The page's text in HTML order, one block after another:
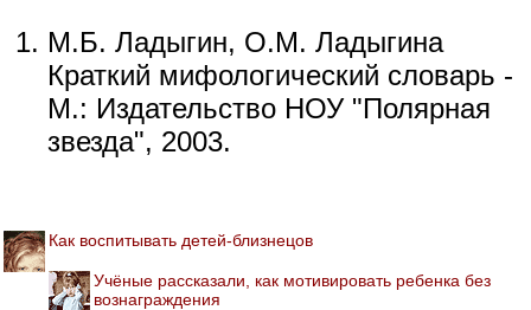
М.Б. Ладыгин, О.М. Ладыгина
Краткий мифологический словарь -
М.: Издательство НОУ "Полярная
звезда", 2003.
Как воспитывать детей-близнецов
Учёные рассказали, как мотивировать ребенка без
вознаграждения